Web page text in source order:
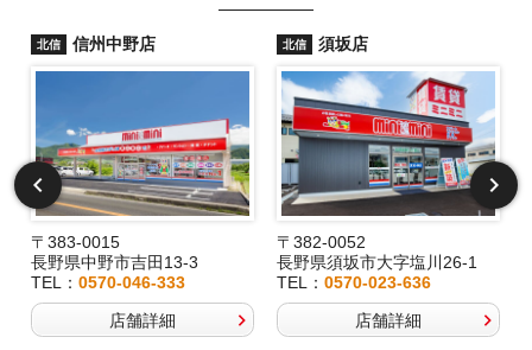
北信 信州中野店
〒383-0015
長野県中野市吉田13-3
TEL： 0570-046-333
店舗詳細
北信 須坂店
〒382-0052
長野県須坂市大字塩川26-1
TEL：0570-023-636
店舗詳細